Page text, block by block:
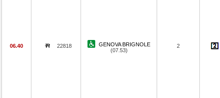
06.40 22818
GENOVA BRIGNOLE
(07.53)
2